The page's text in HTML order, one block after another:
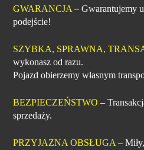
GWARANCJA – Gwarantujemy
podejście!
SZYBKA, SPRAWNA,
wykonasz od razu.
Pojazd obierzemy własnym
BEZPIECZEŃSTWO –
sprzedaży.
PRZYJAZNA OBSŁUGA –